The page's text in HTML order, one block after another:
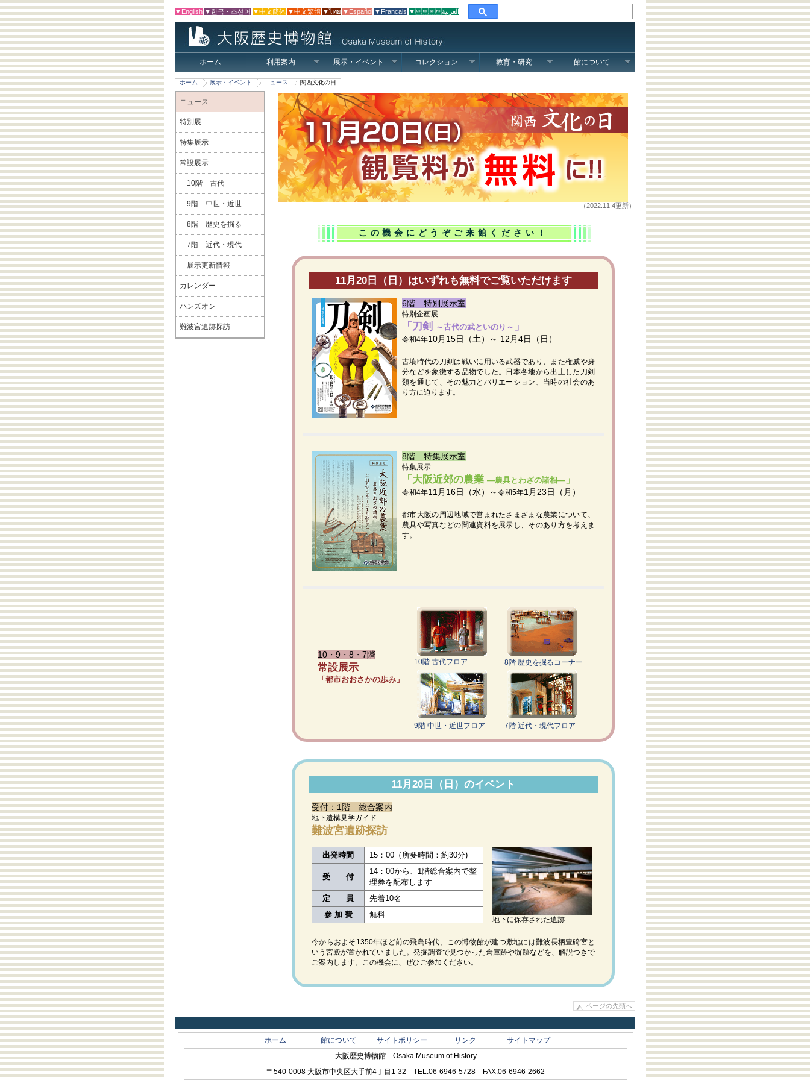
▼English ▼한국・조선어 ▼中文簡体 ▼中文繁體 ▼ไทย ▼Español ▼Français ▼العربية
ホーム 利用案内 展示・イベント コレクション 教育・研究 館について
ホーム 展示・イベント ニュース 関西文化の日
ニュース
特別展
特集展示
常設展示
10階 古代
9階 中世・近世
8階 歴史を掘る
7階 近代・現代
展示更新情報
カレンダー
ハンズオン
難波宮遺跡探訪
（2022.11.4更新）
この機会にどうぞご来館ください！
11月20日（日）はいずれも無料でご覧いただけます
6階 特別展示室
特別企画展
「刀剣 ～古代の武といのり～ 」
令和4年10月15日（土）～ 12月4日（日）
古墳時代の刀剣は戦いに用いる武器であり、また権威や身
分などを象徴する品物でした。日本各地から出土した刀剣
類を通じて、その魅力とバリエーション、当時の社会のあ
り方に迫ります。
8階 特集展示室
特集展示
「大阪近郊の農業 ―農具とわざの諸相― 」
令和4年11月16日（水）～ 令和5年1月23日（月）
都市大阪の周辺地域で営まれたさまざまな農業について、
農具や写真などの関連資料を展示し、そのあり方を考えま
す。
10・9・8・7階
常設展示
「都市おおさかの歩み」
10階 古代フロア 8階 歴史を掘るコーナー
9階 中世・近世フロア 7階 近代・現代フロア
11月20日（日）のイベント
受付：1階 総合案内
地下遺構見学ガイド
難波宮遺跡探訪
出発時間 15：00（所要時間：約30分)
受 付
14：00から、1階総合案内で整
理券を配布します
定 員
先着10名
参 加 費
無料
地下に保存された遺跡
今からおよそ1350年ほど前の飛鳥時代、この博物館が建つ敷地には難波長柄豊碕宮と
いう宮殿が置かれていました。発掘調査で見つかった倉庫跡や塀跡などを、解説つきで
ご案内します。この機会に、ぜひご参加ください。
ページの先頭へ
ホーム 館について サイトポリシー リンク
サイトマップ
大阪歴史博物館 Osaka Museum of History
〒540-0008 大阪市中央区大手前4丁目1-32 TEL:06-6946-5728 FAX:06-6946-2662